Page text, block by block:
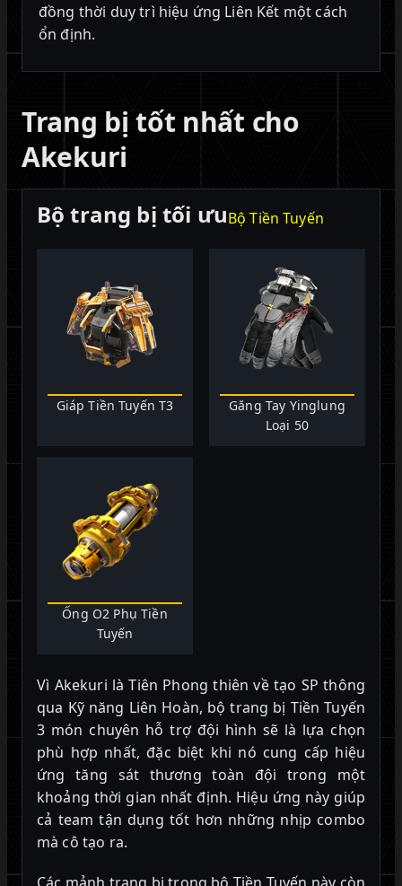
đồng thời duy trì hiệu ứng Liên Kết một cách
ổn định.
Trang bị tốt nhất cho
Akekuri
Bộ trang bị tối ưuBộ Tiền Tuyến
Giáp Tiền Tuyến T3
Găng Tay Yinglung
Loại 50
Ống O2 Phụ Tiền
Tuyến
Vì Akekuri là Tiên Phong thiên về tạo SP thông
qua Kỹ năng Liên Hoàn, bộ trang bị Tiền Tuyến
3 món chuyên hỗ trợ đội hình sẽ là lựa chọn
phù hợp nhất, đặc biệt khi nó cung cấp hiệu
ứng tăng sát thương toàn đội trong một
khoảng thời gian nhất định. Hiệu ứng này giúp
cả team tận dụng tốt hơn những nhịp combo
mà cô tạo ra.